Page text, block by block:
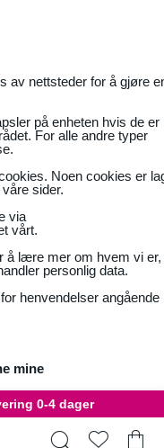
av nettsteder for å gjøre
på enheten hvis de er
For alle andre typer
Noen cookies er
sider.
via
vårt.
å lære mer om hvem vi er,
personlig data.
henvendelser angående
mine
0-4 dager